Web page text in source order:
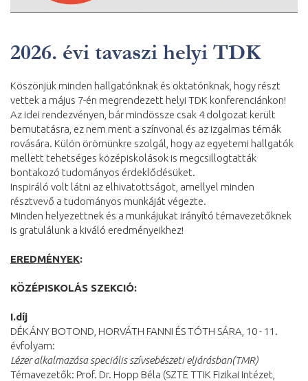
2026. évi tavaszi helyi TDK
Köszönjük minden hallgatónknak és oktatónknak, hogy részt
vettek a május 7-én megrendezett helyi TDK konferenciánkon!
Az idei rendezvényen, bár mindössze csak 4 dolgozat került
bemutatásra, ez nem ment a színvonal és az izgalmas témák
rovására. Külön örömünkre szolgál, hogy az egyetemi hallgatók
mellett tehetséges középiskolások is megcsillogtatták
bontakozó tudományos érdeklődésüket.
Inspiráló volt látni az elhivatottságot, amellyel minden
résztvevő a tudományos munkáját végezte.
Minden helyezettnek és a munkájukat irányító témavezetőknek
is gratulálunk a kiváló eredményeikhez!
EREDMÉNYEK:
KÖZÉPISKOLÁS SZEKCIÓ:
I.díj
DÉKÁNY BOTOND, HORVÁTH FANNI ÉS TÓTH SÁRA, 10 - 11.
évfolyam:
Lézer alkalmazása speciális szívsebészeti eljárásban(TMR)
Témavezetők: Prof. Dr. Hopp Béla (SZTE TTIK Fizikai Intézet,